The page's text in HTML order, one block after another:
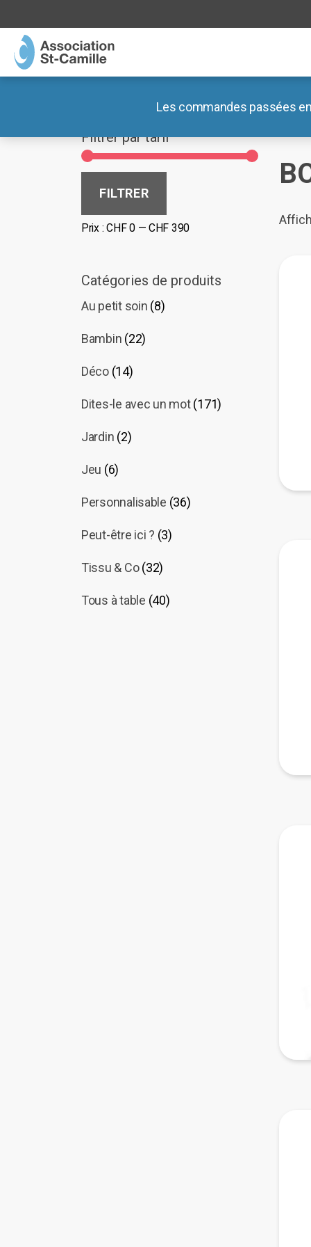
Les commandes passées
MENU
Café des Préalpes
MENU
Nos liens externes
Filtrer par tarif
min
max
FILTRER
Prix :CHF 0— CHF 390
Catégories de produits
Au petit soin (8)
Bambin (22)
Déco (14)
Dites-le avec un mot (171)
Jardin (2)
Jeu (6)
Personnalisable (36)
Peut-être ici ? (3)
Tissu & Co (32)
Tous à table (40)